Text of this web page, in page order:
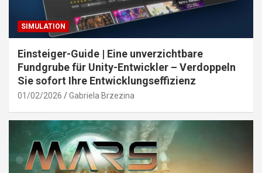
SIMULATION
Einsteiger-Guide | Eine unverzichtbare
Fundgrube für Unity-Entwickler – Verdoppeln
Sie sofort Ihre Entwicklungseffizienz
01/02/2026 Gabriela Brzezina